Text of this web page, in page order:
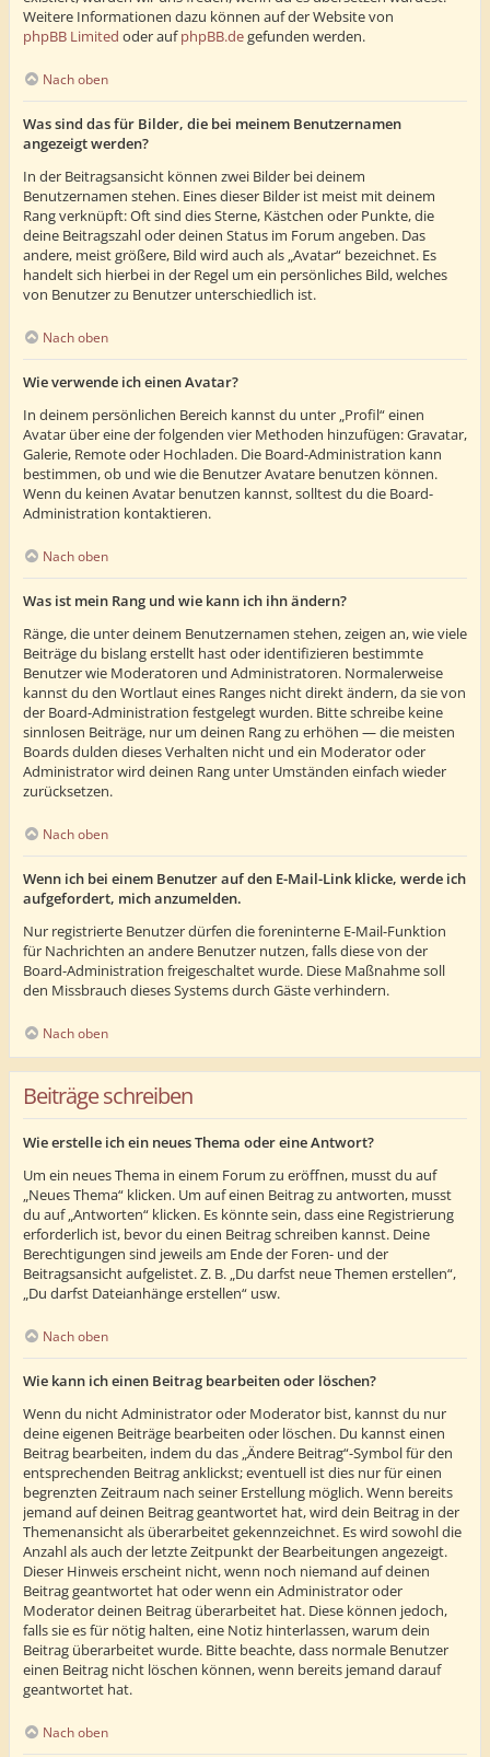
Weitere Informationen dazu können auf der Website von
phpBB Limited oder aufphpBB.degefunden werden.
Nach oben
Was sind das für Bilder, die bei meinem Benutzernamen
angezeigt werden?
In der Beitragsansicht können zwei Bilder bei deinem
Benutzernamen stehen. Eines dieser Bilder ist meist mit deinem
Rang verknüpft: Oft sind dies Sterne, Kästchen oder Punkte, die
deine Beitragszahl oder deinen Status im Forum angeben. Das
andere, meist größere, Bild wird auch als „Avatar“ bezeichnet. Es
handelt sich hierbei in der Regel um ein persönliches Bild, welches
von Benutzer zu Benutzer unterschiedlich ist.
Nach oben
Wie verwende ich einen Avatar?
In deinem persönlichen Bereich kannst du unter „Profil“ einen
Avatar über eine der folgenden vier Methoden hinzufügen: Gravatar,
Galerie, Remote oder Hochladen. Die Board-Administration kann
bestimmen, ob und wie die Benutzer Avatare benutzen können.
Wenn du keinen Avatar benutzen kannst, solltest du die Board-
Administration kontaktieren.
Nach oben
Was ist mein Rang und wie kann ich ihn ändern?
Ränge, die unter deinem Benutzernamen stehen, zeigen an, wie viele
Beiträge du bislang erstellt hast oder identifizieren bestimmte
Benutzer wie Moderatoren und Administratoren. Normalerweise
kannst du den Wortlaut eines Ranges nicht direkt ändern, da sie von
der Board-Administration festgelegt wurden. Bitte schreibe keine
sinnlosen Beiträge, nur um deinen Rang zu erhöhen — die meisten
Boards dulden dieses Verhalten nicht und ein Moderator oder
Administrator wird deinen Rang unter Umständen einfach wieder
zurücksetzen.
Nach oben
Wenn ich bei einem Benutzer auf den E-Mail-Link klicke, werde ich
aufgefordert, mich anzumelden.
Nur registrierte Benutzer dürfen die foreninterne E-Mail-Funktion
für Nachrichten an andere Benutzer nutzen, falls diese von der
Board-Administration freigeschaltet wurde. Diese Maßnahme soll
den Missbrauch dieses Systems durch Gäste verhindern.
Nach oben
Beiträge schreiben
Wie erstelle ich ein neues Thema oder eine Antwort?
Um ein neues Thema in einem Forum zu eröffnen, musst du auf
„Neues Thema“ klicken. Um auf einen Beitrag zu antworten, musst
du auf „Antworten“ klicken. Es könnte sein, dass eine Registrierung
erforderlich ist, bevor du einen Beitrag schreiben kannst. Deine
Berechtigungen sind jeweils am Ende der Foren- und der
Beitragsansicht aufgelistet. Z. B. „Du darfst neue Themen erstellen“,
„Du darfst Dateianhänge erstellen“ usw.
Nach oben
Wie kann ich einen Beitrag bearbeiten oder löschen?
Wenn du nicht Administrator oder Moderator bist, kannst du nur
deine eigenen Beiträge bearbeiten oder löschen. Du kannst einen
Beitrag bearbeiten, indem du das „Ändere Beitrag“-Symbol für den
entsprechenden Beitrag anklickst; eventuell ist dies nur für einen
begrenzten Zeitraum nach seiner Erstellung möglich. Wenn bereits
jemand auf deinen Beitrag geantwortet hat, wird dein Beitrag in der
Themenansicht als überarbeitet gekennzeichnet. Es wird sowohl die
Anzahl als auch der letzte Zeitpunkt der Bearbeitungen angezeigt.
Dieser Hinweis erscheint nicht, wenn noch niemand auf deinen
Beitrag geantwortet hat oder wenn ein Administrator oder
Moderator deinen Beitrag überarbeitet hat. Diese können jedoch,
falls sie es für nötig halten, eine Notiz hinterlassen, warum dein
Beitrag überarbeitet wurde. Bitte beachte, dass normale Benutzer
einen Beitrag nicht löschen können, wenn bereits jemand darauf
geantwortet hat.
Nach oben